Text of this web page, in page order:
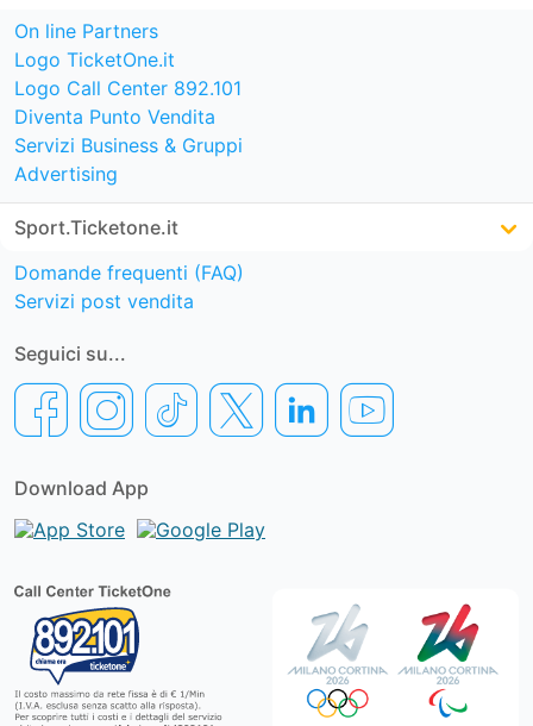
On line Partners
Logo TicketOne.it
Logo Call Center 892.101
Diventa Punto Vendita
Servizi Business & Gruppi
Advertising
Sport.Ticketone.it
Domande frequenti (FAQ)
Servizi post vendita
Seguici su...
Download App